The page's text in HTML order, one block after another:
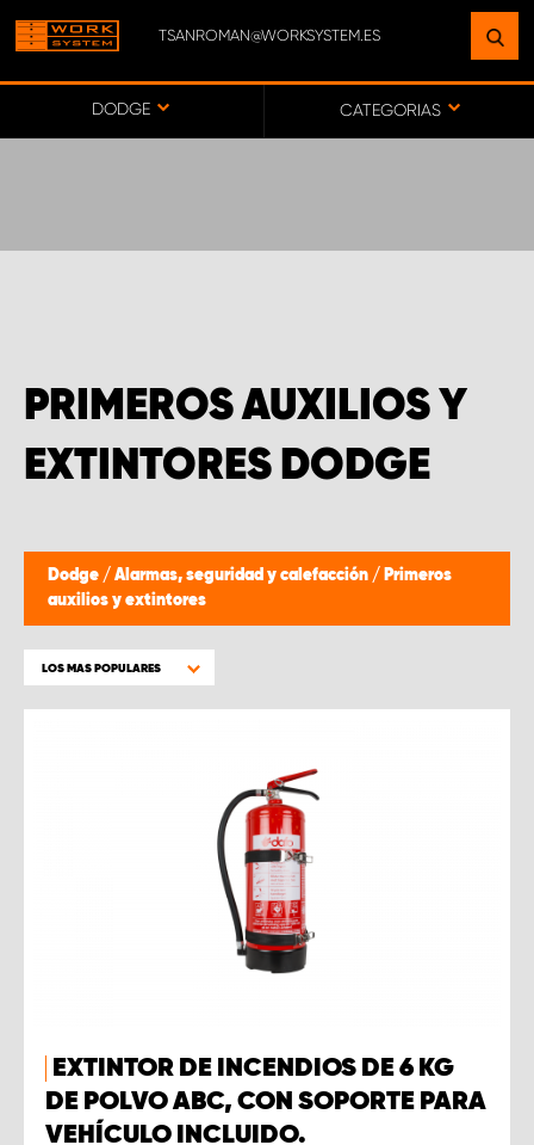
TSANROMAN@WORKSYSTEM.ES
DODGE CATEGORIAS
PRIMEROS AUXILIOS Y
EXTINTORES DODGE
Dodge / Alarmas, seguridad y calefacción / Primeros
auxilios y extintores
LOS MAS POPULARES
EXTINTOR DE INCENDIOS DE 6 KG
DE POLVO ABC, CON SOPORTE PARA
VEHÍCULO INCLUIDO.
ENCUENTRE UNA INSTALACIÓN
CERCA DE USTED